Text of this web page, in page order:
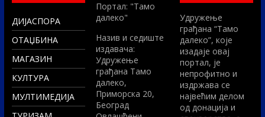
ДИЈАСПОРА
ОТАЏБИНА
МАГАЗИН
КУЛТУРА
МУЛТИМЕДИЈА
Портал: "Тамо
далеко"
Назив и седиште
издавача:
Удружење
грађана Тамо
далеко,
Приморска 20,
Београд
Удружење
грађана “Тамо
далеко”, које
изадаје овај
портал, је
непрофитно и
издржава се
највећим делом
од донација и